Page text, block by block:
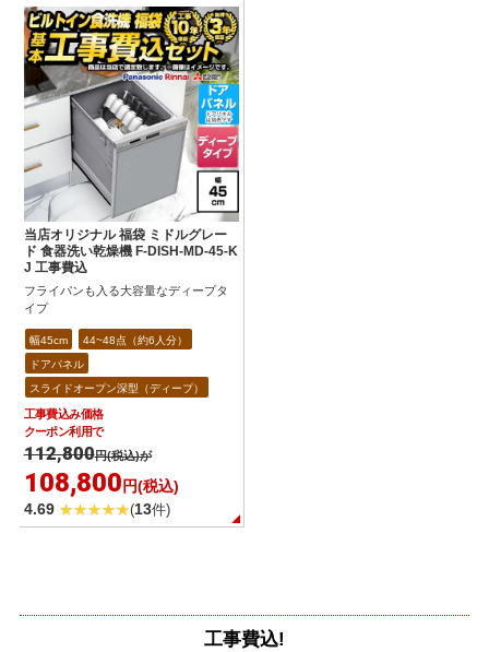
当店オリジナル 福袋 ミドルグレー
ド 食器洗い乾燥機 F-DISH-MD-45-K
J 工事費込
フライパンも入る大容量なディープタ
イプ
幅45cm
44~48点（約6人分）
ドアパネル
スライドオープン深型（ディープ）
工事費込み価格
クーポン利用で
112,800円(税込)が
108,800 円(税込)
4.69
(13件)
工事費込!